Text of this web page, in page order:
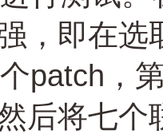
，即在选
patch，
后将七个